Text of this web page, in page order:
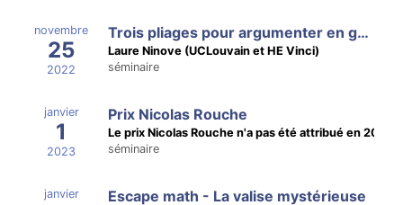
novembre
25
2022
Trois pliages pour argumenter en géométrie et trigonométrie
Laure Ninove (UCLouvain et HE Vinci)
séminaire
janvier
1
2023
Prix Nicolas Rouche
Le prix Nicolas Rouche n'a pas été attribué en 2023
séminaire
janvier Escape math - La valise mystérieuse